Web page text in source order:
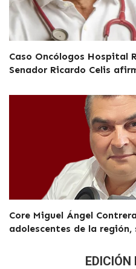
Caso Oncólogos Hospital
Senador Ricardo Celis
Core Miguel Ángel
adolescentes de la región,
EDICIÓN